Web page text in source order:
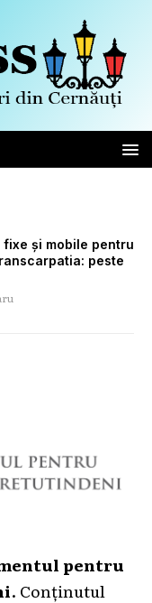
și mobile pentru
peste
pentru
. Conținutul